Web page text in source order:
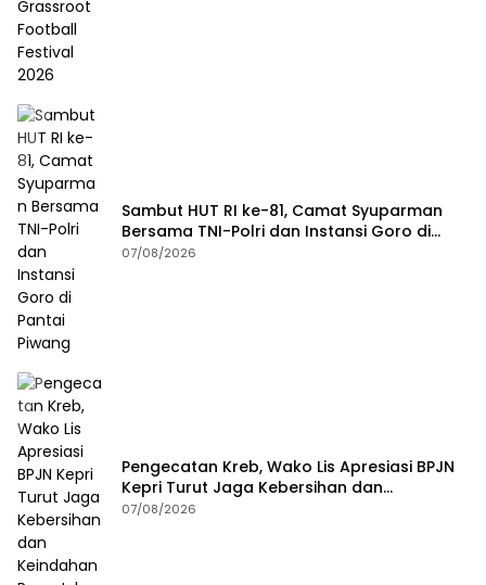
Sambut HUT RI ke-81, Camat Syuparman
Bersama TNI-Polri dan Instansi Goro di
Pantai Piwang
07/08/2026
Pengecatan Kreb, Wako Lis Apresiasi BPJN
Kepri Turut Jaga Kebersihan dan
Keindahan Ruas Jalan
07/08/2026